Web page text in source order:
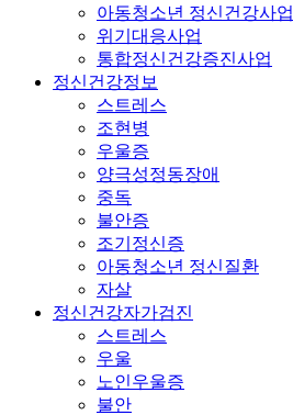
아동청소년 정신건강사업
위기대응사업
통합정신건강증진사업
정신건강정보
스트레스
조현병
우울증
양극성정동장애
중독
불안증
조기정신증
아동청소년 정신질환
자살
정신건강자가검진
스트레스
우울
노인우울증
불안